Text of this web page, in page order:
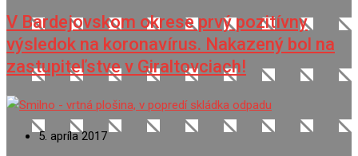
V Bardejovskom okrese prvý pozitívny
výsledok na koronavírus. Nakazený bol na
zastupiteľstve v Giraltovciach!
5. apríla 2017